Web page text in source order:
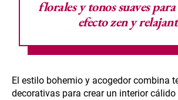
florales y tonos suaves
efecto zen y
El estilo bohemio y acogedor combina
decorativas para crear un interior cálido